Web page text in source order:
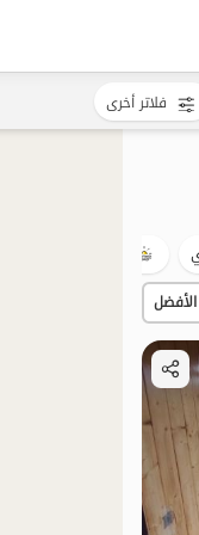
فلاتر أخرى